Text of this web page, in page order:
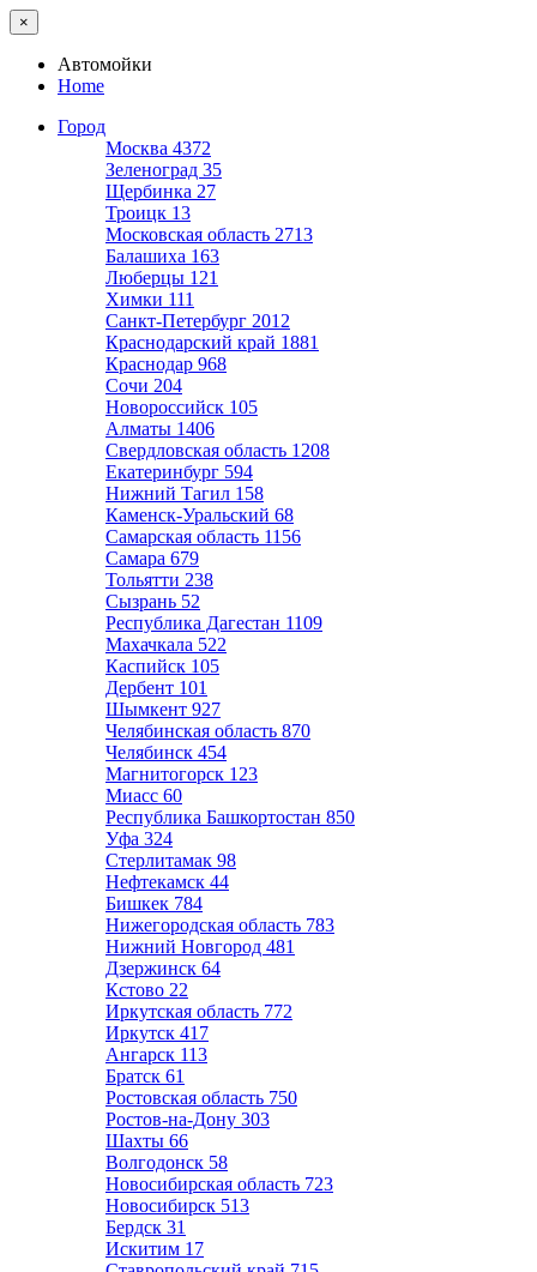
×
Автомойки
Home
Город
Москва 4372
Зеленоград 35
Щербинка 27
Троицк 13
Московская область 2713
Балашиха 163
Люберцы 121
Химки 111
Санкт-Петербург 2012
Краснодарский край 1881
Краснодар 968
Сочи 204
Новороссийск 105
Алматы 1406
Свердловская область 1208
Екатеринбург 594
Нижний Тагил 158
Каменск-Уральский 68
Самарская область 1156
Самара 679
Тольятти 238
Сызрань 52
Республика Дагестан 1109
Махачкала 522
Каспийск 105
Дербент 101
Шымкент 927
Челябинская область 870
Челябинск 454
Магнитогорск 123
Миасс 60
Республика Башкортостан 850
Уфа 324
Стерлитамак 98
Нефтекамск 44
Бишкек 784
Нижегородская область 783
Нижний Новгород 481
Дзержинск 64
Кстово 22
Иркутская область 772
Иркутск 417
Ангарск 113
Братск 61
Ростовская область 750
Ростов-на-Дону 303
Шахты 66
Волгодонск 58
Новосибирская область 723
Новосибирск 513
Бердск 31
Искитим 17